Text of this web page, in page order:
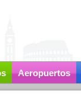
Aeropuertos